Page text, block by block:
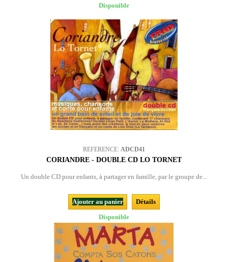
Disponible
REFERENCE: ADCD41
CORIANDRE - DOUBLE CD LO TORNET
Un double CD pour enfants, à partager en famille, par le groupe de...
Ajouter au panier
Détails
Disponible